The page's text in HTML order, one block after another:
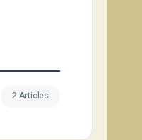
2 Articles